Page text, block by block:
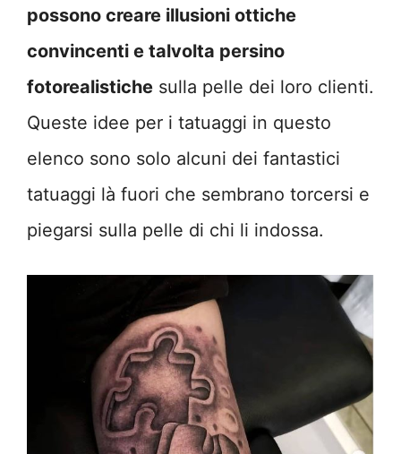
possono creare illusioni ottiche
convincenti e talvolta persino
fotorealistiche sulla pelle dei loro clienti.
Queste idee per i tatuaggi in questo
elenco sono solo alcuni dei fantastici
tatuaggi là fuori che sembrano torcersi e
piegarsi sulla pelle di chi li indossa.